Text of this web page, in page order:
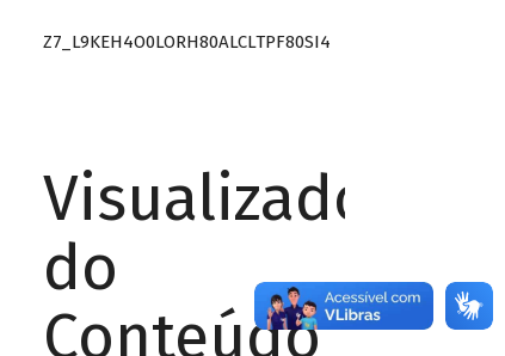
Z7_L9KEH4O0LORH80ALCLTPF80SI4
Visualizador
do
Conteúdo